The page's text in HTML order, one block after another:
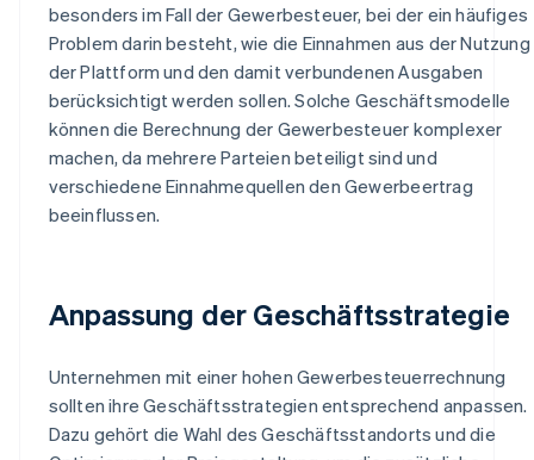
besonders im Fall der Gewerbesteuer, bei der ein häufiges
Problem darin besteht, wie die Einnahmen aus der Nutzung
der Plattform und den damit verbundenen Ausgaben
berücksichtigt werden sollen. Solche Geschäftsmodelle
können die Berechnung der Gewerbesteuer komplexer
machen, da mehrere Parteien beteiligt sind und
verschiedene Einnahmequellen den Gewerbeertrag
beeinflussen.
Anpassung der Geschäftsstrategie
Unternehmen mit einer hohen Gewerbesteuerrechnung
sollten ihre Geschäftsstrategien entsprechend anpassen.
Dazu gehört die Wahl des Geschäftsstandorts und die